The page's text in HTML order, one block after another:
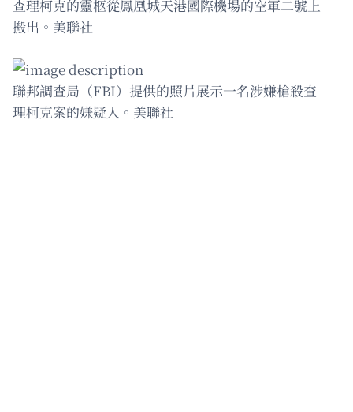
查理柯克的靈柩從鳳凰城天港國際機場的空軍二號上
搬出。美聯社
聯邦調查局（FBI）提供的照片展示一名涉嫌槍殺查
理柯克案的嫌疑人。美聯社